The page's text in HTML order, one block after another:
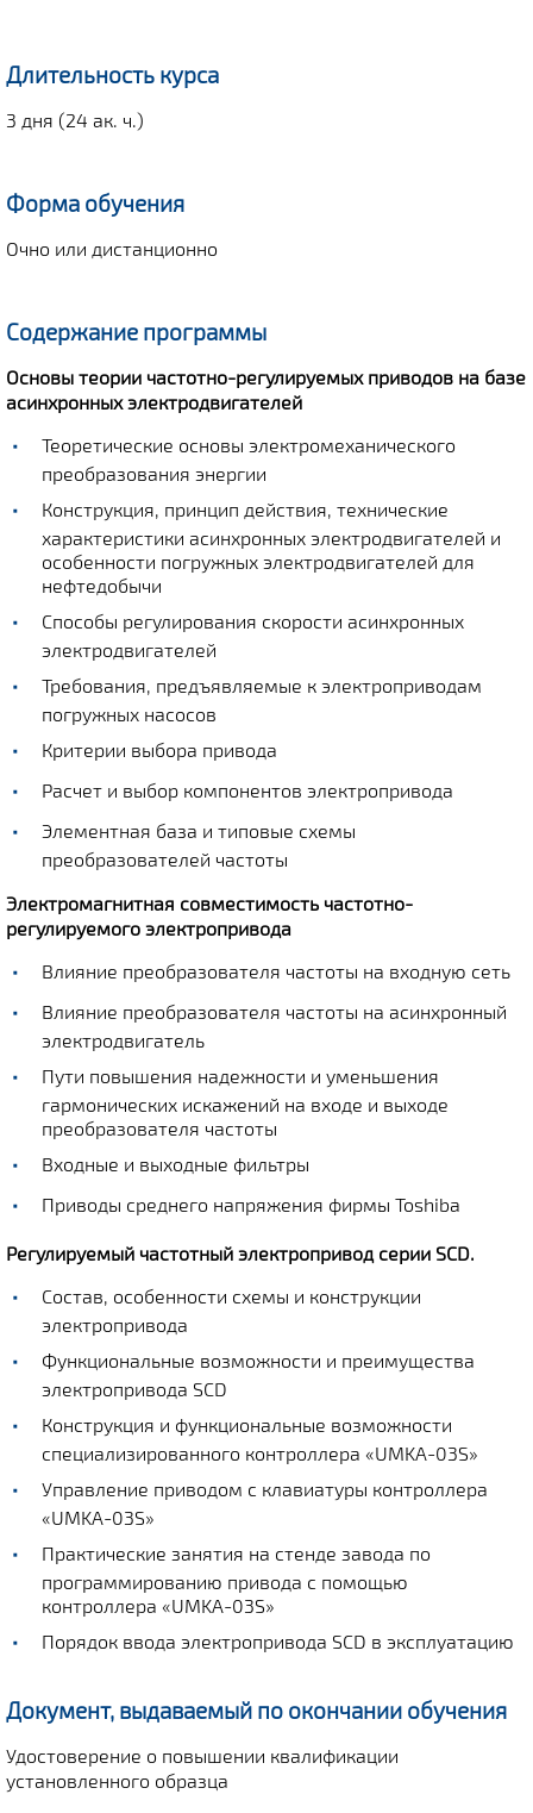
Длительность курса
3 дня (24 ак. ч.)
Форма обучения
Очно или дистанционно
Содержание программы
Основы теории частотно-регулируемых приводов на базе
асинхронных электродвигателей
Теоретические основы электромеханического
преобразования энергии
Конструкция, принцип действия, технические
характеристики асинхронных электродвигателей и
особенности погружных электродвигателей для
нефтедобычи
Способы регулирования скорости асинхронных
электродвигателей
Требования, предъявляемые к электроприводам
погружных насосов
Критерии выбора привода
Расчет и выбор компонентов электропривода
Элементная база и типовые схемы
преобразователей частоты
Электромагнитная совместимость частотно-
регулируемого электропривода
Влияние преобразователя частоты на входную сеть
Влияние преобразователя частоты на асинхронный
электродвигатель
Пути повышения надежности и уменьшения
гармонических искажений на входе и выходе
преобразователя частоты
Входные и выходные фильтры
Приводы среднего напряжения фирмы Toshiba
Регулируемый частотный электропривод серии SCD.
Состав, особенности схемы и конструкции
электропривода
Функциональные возможности и преимущества
электропривода SCD
Конструкция и функциональные возможности
специализированного контроллера «UMKA-03S»
Управление приводом с клавиатуры контроллера
«UMKA-03S»
Практические занятия на стенде завода по
программированию привода с помощью
контроллера «UMKA-03S»
Порядок ввода электропривода SCD в эксплуатацию
Документ, выдаваемый по окончании обучения
Удостоверение о повышении квалификации
установленного образца